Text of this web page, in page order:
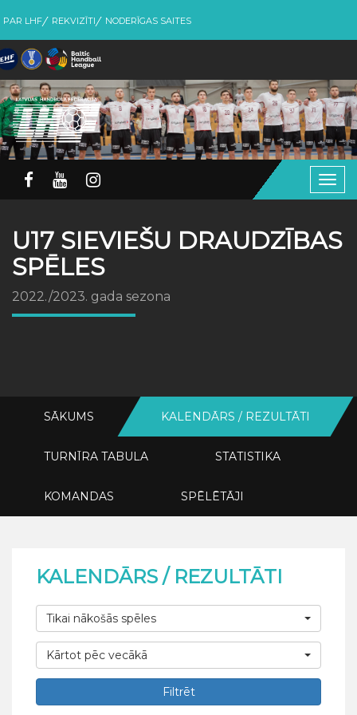
PAR LHF REKVIZĪTI NODERĪGAS SAITES
U17 SIEVIEŠU DRAUDZĪBAS
SPĒLES
2022./2023. gada sezona
SĀKUMS KALENDĀRS / REZULTĀTI
TURNĪRA TABULA STATISTIKA
KOMANDAS SPĒLĒTĀJI
KALENDĀRS / REZULTĀTI
Tikai nākošās spēles
Kārtot pēc vecākā
Filtrēt